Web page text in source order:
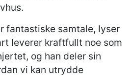
fantastiske samtale, lyser
leverer kraftfullt noe som
og han deler sin
vi kan utrydde